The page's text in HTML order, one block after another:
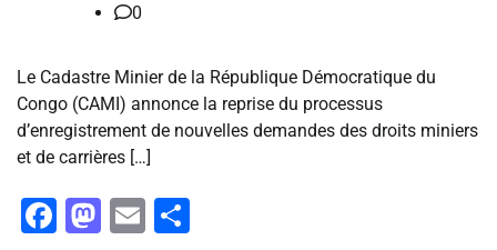
0
‎Le Cadastre Minier de la République Démocratique du
Congo (CAMI) annonce la reprise du processus
d’enregistrement de nouvelles demandes des droits miniers
et de carrières […]
Facebook
Mastodon
Email